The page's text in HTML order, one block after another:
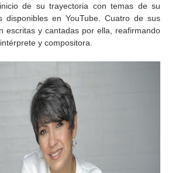
de su trayectoria con temas de su
disponibles en YouTube. Cuatro de sus
escritas y cantadas por ella, reafirmando
y compositora.